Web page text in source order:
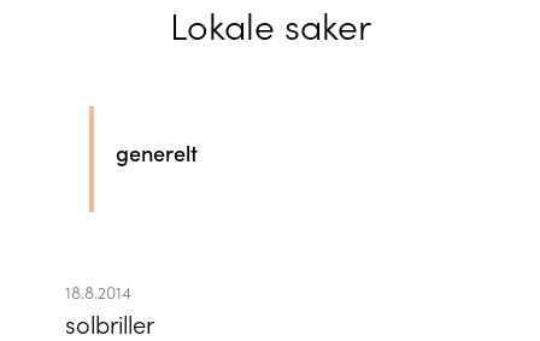
Lokale saker
generelt
18.8.2014
solbriller